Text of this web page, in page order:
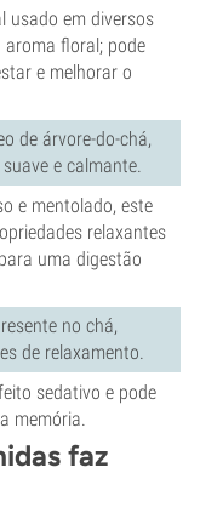
usado em diversos
aroma floral; pode
e melhorar o
de árvore-do-chá,
e calmante.
e mentolado, este
relaxantes
uma digestão
no chá,
de relaxamento.
sedativo e pode
memória.
faz